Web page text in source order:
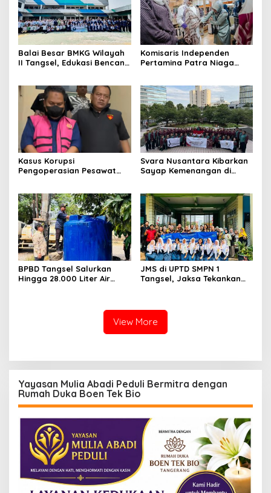
Balai Besar BMKG Wilayah
II Tangsel, Edukasi Bencana
23
Komisaris Independen
Pertamina Patra Niaga
Sentuhan Kemanusiaan dan
Keberlanjutan
Kasus Korupsi
Pengoperasian Pesawat
Tersangka
Svara Nusantara Kibarkan
Sayap Kemenangan di
BPBD Tangsel Salurkan
Hingga 28.000 Liter Air
JMS di UPTD SMPN 1
Tangsel, Jaksa Tekankan
View More
Yayasan Mulia Abadi Peduli Bermitra dengan
Rumah Duka Boen Tek Bio